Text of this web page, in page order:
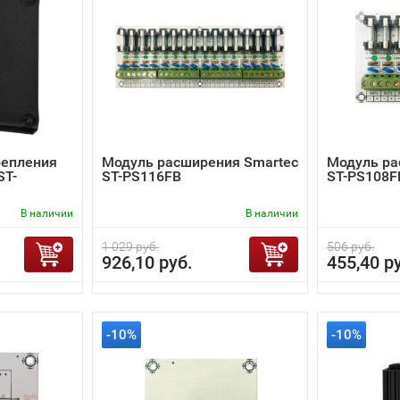
В наличии
Модуль расширения Smartec
ST-PS116FB
В наличии
1 029 руб.
926,10 руб.
Модуль
ST-
506 руб.
455,40
-10% -10%